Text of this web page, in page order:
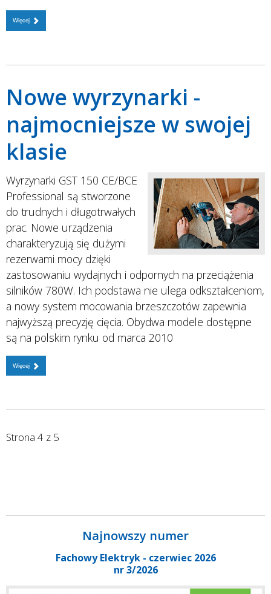
Więcej
Nowe wyrzynarki -
najmocniejsze w swojej
klasie
Wyrzynarki GST 150 CE/BCE
Professional są stworzone
do trudnych i długotrwałych
prac. Nowe urządzenia
charakteryzują się dużymi
rezerwami mocy dzięki
zastosowaniu wydajnych i odpornych na przeciążenia
silników 780W. Ich podstawa nie ulega odkształceniom,
a nowy system mocowania brzeszczotów zapewnia
najwyższą precyzję cięcia. Obydwa modele dostępne
są na polskim rynku od marca 2010
Więcej
Strona 4 z 5
Najnowszy numer
Fachowy Elektryk - czerwiec 2026
nr 3/2026